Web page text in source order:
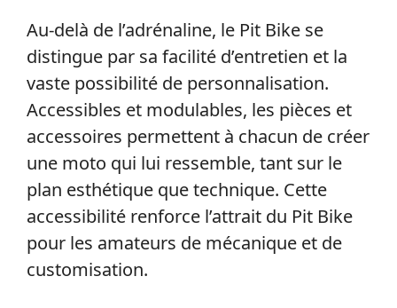
Au-delà de l’adrénaline, le Pit Bike se
distingue par sa facilité d’entretien et la
vaste possibilité de personnalisation.
Accessibles et modulables, les pièces et
accessoires permettent à chacun de créer
une moto qui lui ressemble, tant sur le
plan esthétique que technique. Cette
accessibilité renforce l’attrait du Pit Bike
pour les amateurs de mécanique et de
customisation.